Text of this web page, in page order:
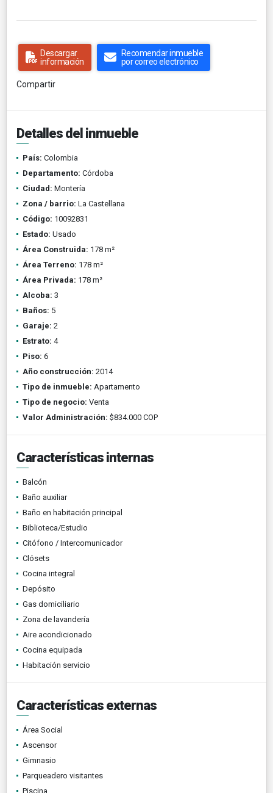
Descargar
información
Recomendar inmueble
por correo electrónico
Compartir
Detalles del inmueble
País: Colombia
Departamento: Córdoba
Ciudad: Montería
Zona / barrio: La Castellana
Código: 10092831
Estado: Usado
Área Construida: 178 m²
Área Terreno: 178 m²
Área Privada: 178 m²
Alcoba: 3
Baños: 5
Garaje: 2
Estrato: 4
Piso: 6
Año construcción: 2014
Tipo de inmueble: Apartamento
Tipo de negocio: Venta
Valor Administración: $834.000 COP
Características internas
Balcón
Baño auxiliar
Baño en habitación principal
Biblioteca/Estudio
Citófono / Intercomunicador
Clósets
Cocina integral
Depósito
Gas domiciliario
Zona de lavandería
Aire acondicionado
Cocina equipada
Habitación servicio
Características externas
Área Social
Ascensor
Gimnasio
Parqueadero visitantes
Piscina